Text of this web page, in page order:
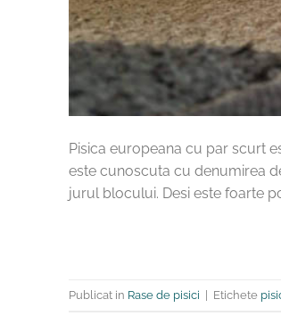
Pisica europeana cu par scurt
este cunoscuta cu denumirea
jurul blocului. Desi este foarte
Publicat in Rase de pisici | Etichete